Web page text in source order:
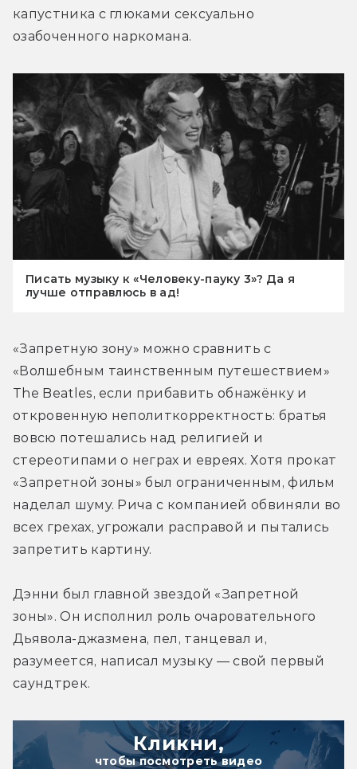
капустника с глюками сексуально
озабоченного наркомана.
Писать музыку к «Человеку-пауку 3»? Да я
лучше отправлюсь в ад!
«Запретную зону» можно сравнить с
«Волшебным таинственным путешествием»
The Beatles, если прибавить обнажёнку и
откровенную неполиткорректность: братья
вовсю потешались над религией и
стереотипами о неграх и евреях. Хотя прокат
«Запретной зоны» был ограниченным, фильм
наделал шуму. Рича с компанией обвиняли во
всех грехах, угрожали расправой и пытались
запретить картину.
Дэнни был главной звездой «Запретной
зоны». Он исполнил роль очаровательного
Дьявола-джазмена, пел, танцевал и,
разумеется, написал музыку — свой первый
саундтрек.
Кликни,
чтобы посмотреть видео